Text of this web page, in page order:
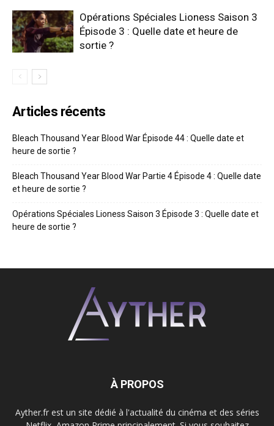
Opérations Spéciales Lioness Saison 3
Épisode 3 : Quelle date et heure de
sortie ?
Articles récents
Bleach Thousand Year Blood War Épisode 44 : Quelle date et
heure de sortie ?
Bleach Thousand Year Blood War Partie 4 Épisode 4 : Quelle date
et heure de sortie ?
Opérations Spéciales Lioness Saison 3 Épisode 3 : Quelle date et
heure de sortie ?
À PROPOS
Ayther.fr est un site dédié à l'actualité du cinéma et des séries